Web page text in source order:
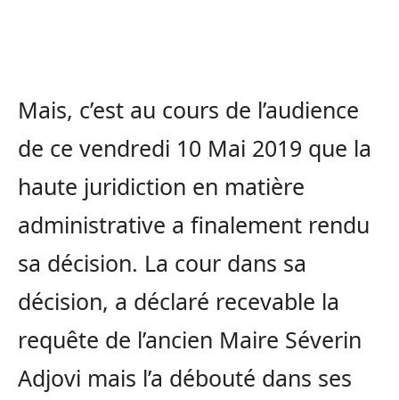
Mais, c’est au cours de l’audience
de ce vendredi 10 Mai 2019 que la
haute juridiction en matière
administrative a finalement rendu
sa décision. La cour dans sa
décision, a déclaré recevable la
requête de l’ancien Maire Séverin
Adjovi mais l’a débouté dans ses